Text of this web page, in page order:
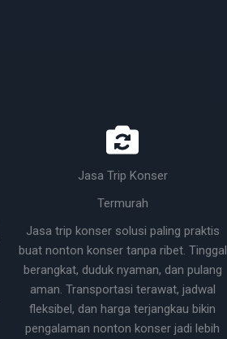
Jasa Trip Konser
Termurah
Jasa trip konser solusi paling praktis
buat nonton konser tanpa ribet. Tinggal
berangkat, duduk nyaman, dan pulang
aman. Transportasi terawat, jadwal
fleksibel, dan harga terjangkau bikin
pengalaman nonton konser jadi lebih